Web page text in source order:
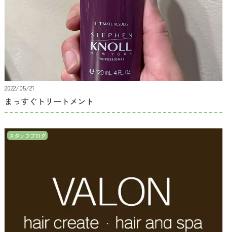
2022/05/21
まっすぐトリートメント
スタッフブログ